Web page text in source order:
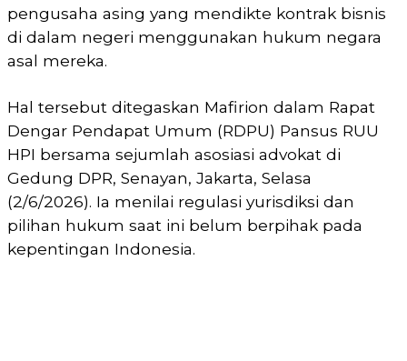
pengusaha asing yang mendikte kontrak bisnis
di dalam negeri menggunakan hukum negara
asal mereka.
Hal tersebut ditegaskan Mafirion dalam Rapat
Dengar Pendapat Umum (RDPU) Pansus RUU
HPI bersama sejumlah asosiasi advokat di
Gedung DPR, Senayan, Jakarta, Selasa
(2/6/2026). Ia menilai regulasi yurisdiksi dan
pilihan hukum saat ini belum berpihak pada
kepentingan Indonesia.